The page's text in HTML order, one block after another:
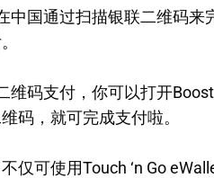
中国通过扫描银联二维码来
维码支付，你可以打开
码，就可完成支付啦。
仅可使用Touch ‘n Go